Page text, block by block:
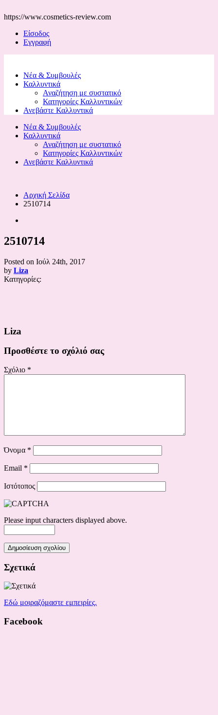
https://www.cosmetics-review.com
Είσοδος
Εγγραφή
Νέα & Συμβουλές
Καλλυντικά
Αναζήτηση με συστατικό
Κατηγορίες Καλλυντικών
Ανεβάστε Καλλυντικά
Νέα & Συμβουλές
Καλλυντικά
Αναζήτηση με συστατικό
Κατηγορίες Καλλυντικών
Ανεβάστε Καλλυντικά
Αρχική Σελίδα
2510714
2510714
Posted on Ιούλ 24th, 2017
by Liza
Κατηγορίες:
Liza
Προσθέστε το σχόλιό σας
Σχόλιο *
Όνομα *
Email *
Ιστότοπος
Please input characters displayed above.
Σχετικά
Εδώ μοιραζόμαστε εμπειρίες.
Facebook